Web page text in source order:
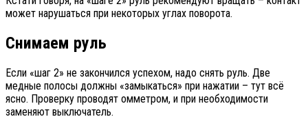
может нарушаться при некоторых углах поворота.
Снимаем руль
Если «шаг 2» не закончился успехом, надо снять руль. Две
медные полосы должны «замыкаться» при нажатии – тут всё
ясно. Проверку проводят омметром, и при необходимости
заменяют выключатель.